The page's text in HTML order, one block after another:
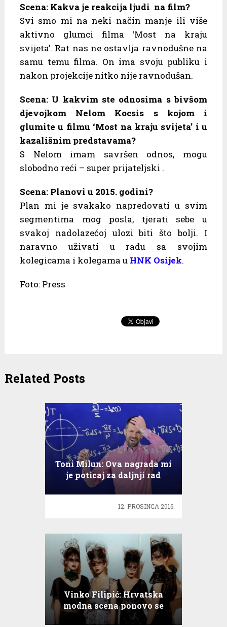
Scena: Kakva je reakcija ljudi na film?
Svi smo mi na neki način manje ili više
aktivno glumci filma ‘Most na kraju
svijeta’. Rat nas ne ostavlja ravnodušne na
samu temu filma. On ima svoju publiku i
nakon projekcije nitko nije ravnodušan.
Scena: U kakvim ste odnosima s bivšom
djevojkom Nelom Kocsis s kojom i
glumite u filmu ‘Most na kraju svijeta’ i u
kazališnim predstavama?
S Nelom imam savršen odnos, mogu
slobodno reći – super prijateljski .
Scena: Planovi u 2015. godini?
Plan mi je svakako napredovati u svim
segmentima mog posla, tjerati sebe u
svakoj nadolazećoj ulozi biti što bolji. I
naravno uživati u radu sa svojim
kolegicama i kolegama u HNK Osijek.
Foto: Press
Related Posts
Toni Milun: Ova nagrada mi
je poticaj za daljnji rad
12. PROSINCA 2016.
Vinko Filipić: Hrvatska
modna scena ponovo se
budi